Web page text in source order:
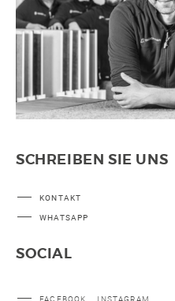
SCHREIBEN SIE UNS
KONTAKT
WHATSAPP
SOCIAL
FACEBOOK INSTAGRAM